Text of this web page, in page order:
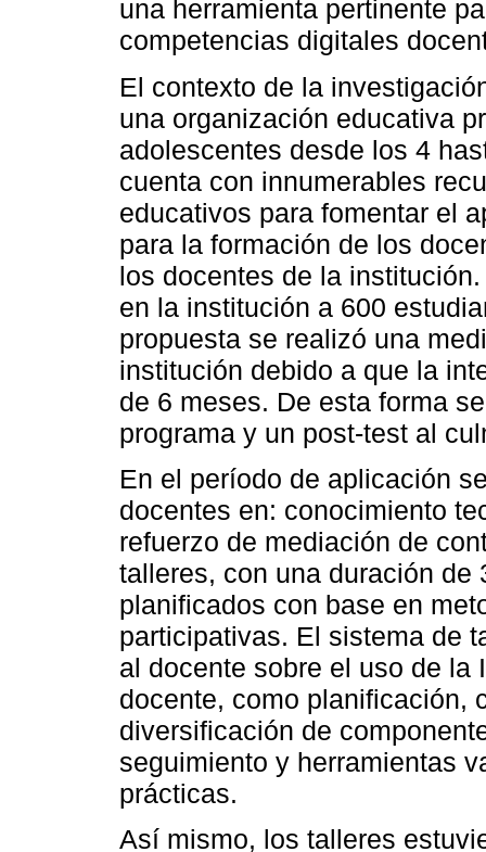
una herramienta pertinente
competencias digitales
El contexto de la
una organización educativa
adolescentes desde los 4
cuenta con innumerables
educativos para fomentar el
para la formación de los
los docentes de la
en la institución a 600
propuesta se realizó una
institución debido a que la
de 6 meses. De esta forma
programa y un post-test al
En el período de aplicación
docentes en: conocimiento
refuerzo de mediación de
talleres, con una duración de
planificados con base en
participativas. El sistema de
al docente sobre el uso de la
docente, como planificación,
diversificación de
seguimiento y herramientas
prácticas.
Así mismo, los talleres